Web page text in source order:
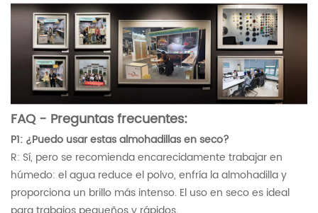
FAQ - Preguntas frecuentes:
P1: ¿Puedo usar estas almohadillas en seco?
R: Sí, pero se recomienda encarecidamente trabajar en
húmedo: el agua reduce el polvo, enfría la almohadilla y
proporciona un brillo más intenso. El uso en seco es ideal